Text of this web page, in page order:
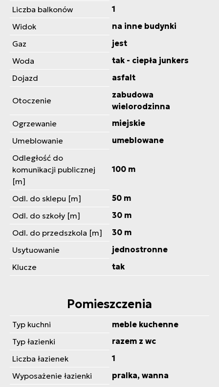
Liczba balkonów
1
Widok
na inne budynki
Gaz
jest
Woda
tak - ciepła junkers
Dojazd
asfalt
Otoczenie
zabudowa
wielorodzinna
Ogrzewanie
miejskie
Umeblowanie
umeblowane
Odległość do
komunikacji publicznej
[m]
100 m
Odl. do sklepu [m]
50 m
Odl. do szkoły [m]
30 m
Odl. do przedszkola [m]
30 m
Usytuowanie
jednostronne
Klucze
tak
Pomieszczenia
Typ kuchni
meble kuchenne
Typ łazienki
razem z wc
Liczba łazienek
1
Wyposażenie łazienki
pralka, wanna